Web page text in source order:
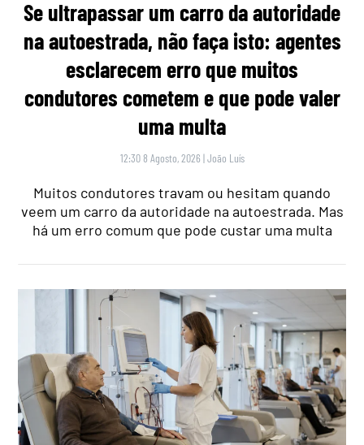
Se ultrapassar um carro da autoridade
na autoestrada, não faça isto: agentes
esclarecem erro que muitos
condutores cometem e que pode valer
uma multa
12:30 8 Agosto, 2026 |João Luís
Muitos condutores travam ou hesitam quando
veem um carro da autoridade na autoestrada. Mas
há um erro comum que pode custar uma multa